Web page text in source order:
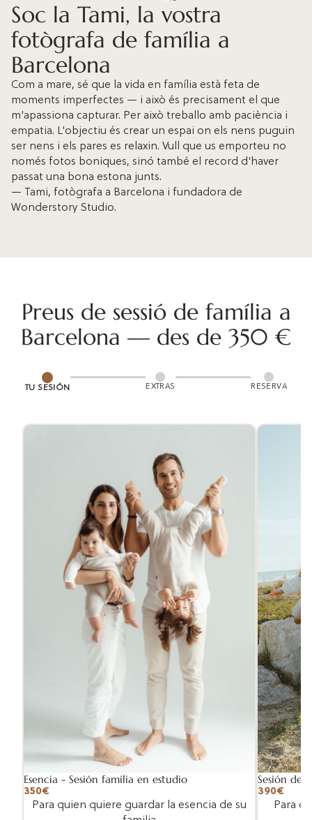
Soc la Tami, la vostra
fotògrafa de família a
Barcelona
Com a mare, sé que la vida en família està feta de
moments imperfectes — i això és precisament el que
m'apassiona capturar. Per això treballo amb paciència i
empatia. L'objectiu és crear un espai on els nens puguin
ser nens i els pares es relaxin. Vull que us emporteu no
només fotos boniques, sinó també el record d'haver
passat una bona estona junts.
— Tami, fotògrafa a Barcelona i fundadora de
Wonderstory Studio.
Preus de sessió de família a
Barcelona — des de 350 €
TU SESIÓN EXTRAS RESERVA
Esencia - Sesión familia en estudio
350€
Para quien quiere guardar la esencia de su
Sesión de
390€
Para